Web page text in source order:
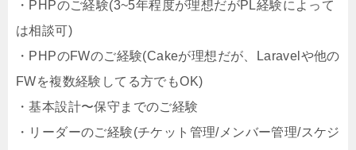
・PHPのご経験(3~5年程度が理想だがPL経験によって
は相談可)
・PHPのFWのご経験(Cakeが理想だが、Laravelや他の
FWを複数経験してる方でもOK)
・基本設計〜保守までのご経験
・リーダーのご経験(チケット管理/メンバー管理/スケジ